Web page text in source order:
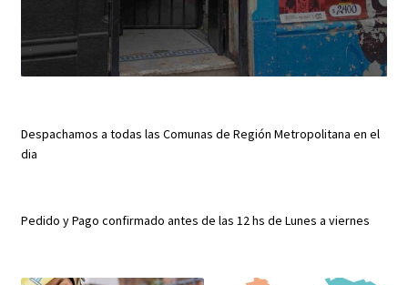
Despachamos a todas las Comunas de Región Metropolitana en el
dia
Pedido y Pago confirmado antes de las 12 hs de Lunes a viernes